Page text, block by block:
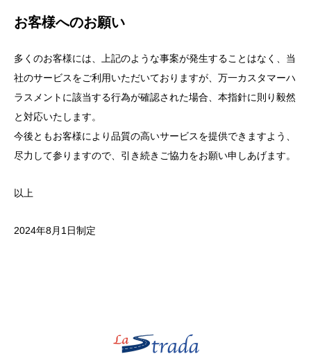
お客様へのお願い
多くのお客様には、上記のような事案が発生することはなく、当
社のサービスをご利用いただいておりますが、万一カスタマーハ
ラスメントに該当する行為が確認された場合、本指針に則り毅然
と対応いたします。
今後ともお客様により品質の高いサービスを提供できますよう、
尽力して参りますので、引き続きご協力をお願い申しあげます。
以上
2024年8月1日制定